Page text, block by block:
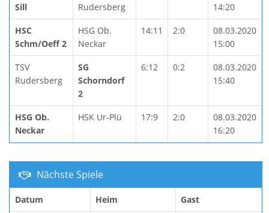
Sill
Rudersberg
14:20
HSC
Schm/Oeff 2
HSG Ob.
Neckar
14:11 2:0
08.03.2020
15:00
TSV
Rudersberg
SG
Schorndorf
2
6:12 0:2
08.03.2020
15:40
HSG Ob.
Neckar
HSK Ur-Plü 17:9 2:0
08.03.2020
16:20
Nächste Spiele
Datum Heim Gast